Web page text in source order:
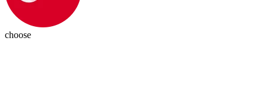
choose